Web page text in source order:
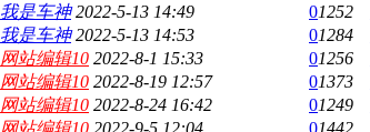
我是车神 2022-5-13 14:49 01252
我是车神 2022-5-13 14:53 01284
网站编辑10 2022-8-1 15:33 01256
网站编辑10 2022-8-19 12:57 01373
网站编辑10 2022-8-24 16:42 01249
网站编辑10 2022-9-5 12:04 01442